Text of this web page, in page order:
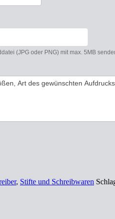
(JPG oder PNG) mit max. 5MB
, Stifte und Schreibwaren